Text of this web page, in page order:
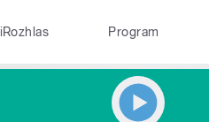
iRozhlas Program